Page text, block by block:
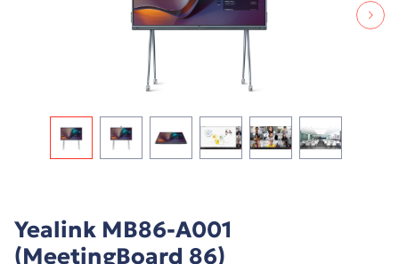
Yealink MB86-A001
(MeetingBoard 86)